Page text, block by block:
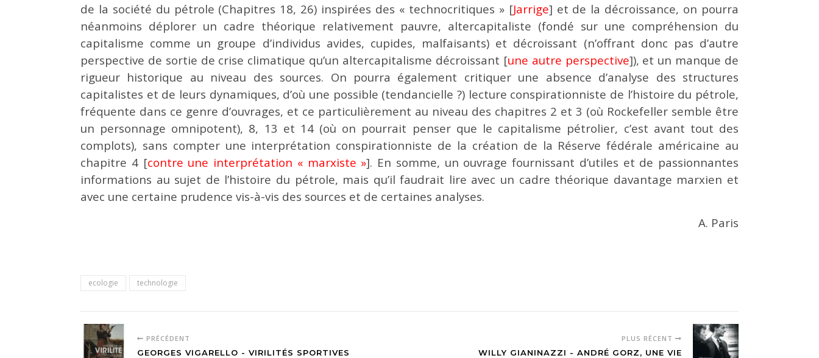
de la société du pétrole (Chapitres 18, 26) inspirées des « technocritiques » [Jarrige] et de la décroissance, on pourra
néanmoins déplorer un cadre théorique relativement pauvre, altercapitaliste (fondé sur une compréhension du
capitalisme comme un groupe d’individus avides, cupides, malfaisants) et décroissant (n’offrant donc pas d’autre
perspective de sortie de crise climatique qu’un altercapitalisme décroissant [une autre perspective]), et un manque de
rigueur historique au niveau des sources. On pourra également critiquer une absence d’analyse des structures
capitalistes et de leurs dynamiques, d’où une possible (tendancielle ?) lecture conspirationniste de l’histoire du pétrole,
fréquente dans ce genre d’ouvrages, et ce particulièrement au niveau des chapitres 2 et 3 (où Rockefeller semble être
un personnage omnipotent), 8, 13 et 14 (où on pourrait penser que le capitalisme pétrolier, c’est avant tout des
complots), sans compter une interprétation conspirationniste de la création de la Réserve fédérale américaine au
chapitre 4 [contre une interprétation « marxiste »]. En somme, un ouvrage fournissant d’utiles et de passionnantes
informations au sujet de l’histoire du pétrole, mais qu’il faudrait lire avec un cadre théorique davantage marxien et
avec une certaine prudence vis-à-vis des sources et de certaines analyses.
A. Paris
ecologie technologie
PRÉCÉDENT
GEORGES VIGARELLO - VIRILITÉS SPORTIVES
PLUS RÉCENT
WILLY GIANINAZZI - ANDRÉ GORZ, UNE VIE